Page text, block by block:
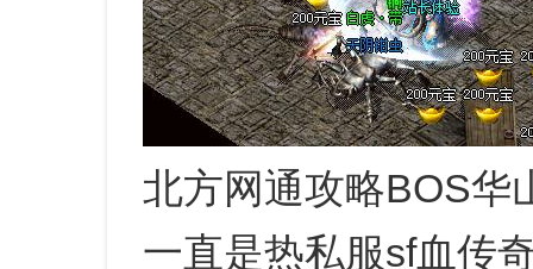
北方网通攻略BOS华
一直是热私服sf血传